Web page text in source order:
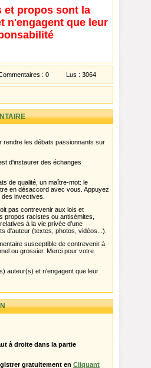
et propos sont la
n'engagent que leur
: 0 Lus : 3064
rendre les débats passionnants sur
d'instaurer des échanges
de qualité, un maître-mot: le
en désaccord avec vous. Appuyez
invectives.
pas contrevenir aux lois et
propos racistes ou antisémites,
à la vie privée d'une
d'auteur (textes, photos, vidéos...).
susceptible de contrevenir à
ou grossier. Merci pour votre
auteur(s) et n'engagent que leur
à droite dans la partie
gratuitement en Cliquant